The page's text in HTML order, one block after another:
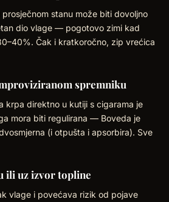
stanu može biti dovoljno
dio vlage — pogotovo zimi kad
Čak i kratkoročno, zip vrećica
spremniku
krpa direktno u kutiji s cigarama je
mora biti regulirana — Boveda je
(i otpušta i apsorbira). Sve
ili uz izvor topline
vlage i povećava rizik od pojave